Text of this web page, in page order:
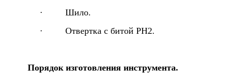
·Шило.
·Отвертка с битой РН2.
Порядок изготовления инструмента.